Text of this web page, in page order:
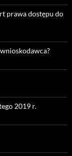
prawa dostępu do
2019 r.